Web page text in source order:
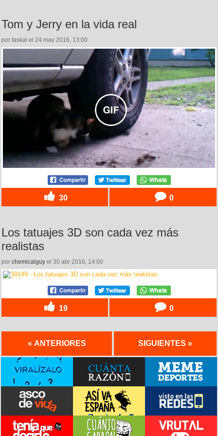
Tom y Jerry en la vida real
por faskal el 24 may 2016, 13:00
30 0
Los tatuajes 3D son cada vez más
realistas
por chemicalguy el 30 abr 2016, 14:00
19 0
« ANTERIORES SIGUIENTES »